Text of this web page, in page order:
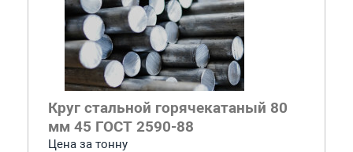
Круг стальной горячекатаный 80
мм 45 ГОСТ 2590-88
Цена за тонну